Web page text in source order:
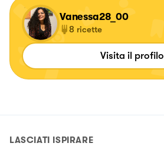
Vanessa28_00
8 ricette
Visita il profilo
LASCIATI ISPIRARE